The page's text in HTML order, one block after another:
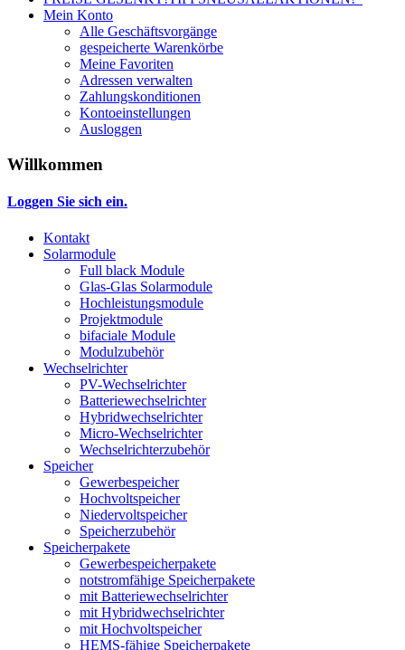
Mein Konto
Alle Geschäftsvorgänge
gespeicherte Warenkörbe
Meine Favoriten
Adressen verwalten
Zahlungskonditionen
Kontoeinstellungen
Ausloggen
Willkommen
Loggen Sie sich ein.
Kontakt
Solarmodule
Full black Module
Glas-Glas Solarmodule
Hochleistungsmodule
Projektmodule
bifaciale Module
Modulzubehör
Wechselrichter
PV-Wechselrichter
Batteriewechselrichter
Hybridwechselrichter
Micro-Wechselrichter
Wechselrichterzubehör
Speicher
Gewerbespeicher
Hochvoltspeicher
Niedervoltspeicher
Speicherzubehör
Speicherpakete
Gewerbespeicherpakete
notstromfähige Speicherpakete
mit Batteriewechselrichter
mit Hybridwechselrichter
mit Hochvoltspeicher
HEMS-fähige Speicherpakete